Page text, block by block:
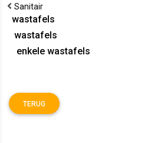
Sanitair
wastafels
wastafels
enkele wastafels
TERUG